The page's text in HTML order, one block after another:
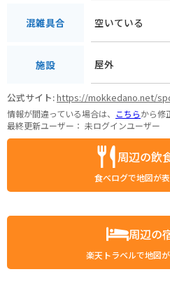
混雑具合 空いている
施設 屋外
公式サイト:https://mokkedano.net/
情報が間違っている場合は、 こちらから修
最終更新ユーザー： 未ログインユーザー
周辺の飲
食べログで地図が表
周辺の
楽天トラベルで地図が